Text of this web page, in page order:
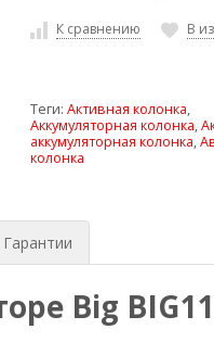
К сравнению В
Теги: Активная колонка,
Аккумуляторная колонка,
аккумуляторная колонка,
колонка
Гарантии
Big